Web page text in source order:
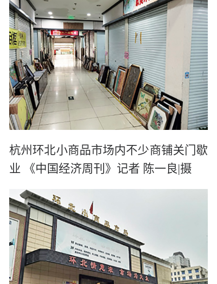
杭州环北小商品市场内不少商铺关门歇
业 《中国经济周刊》记者 陈一良|摄